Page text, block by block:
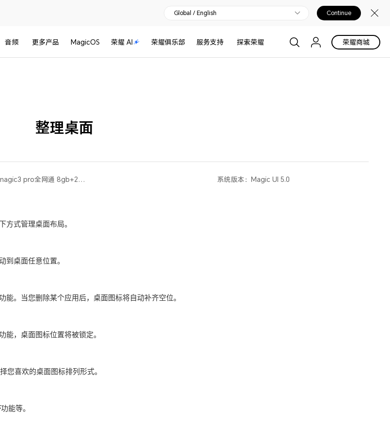
Global / English Continue
音频 更多产品 MagicOS 荣耀 AI 荣耀俱乐部 服务支持 探索荣耀 荣耀商城
整理桌面
荣耀 Magic3(All)，荣耀 Magic3 Pro(荣耀magic3 pro全网通 8gb+256gb、荣耀magic3 pro全网通 12gb+256gb、荣耀magic3 pro移动定制版 8gb+256gb、荣耀magic3 pro全网通 12gb+512gb)，荣耀 Magic3 至臻版(All) 系统版本：Magic UI 5.0
方式管理桌面布局。
到桌面任意位置。
能。当您删除某个应用后，桌面图标将自动补齐空位。
能，桌面图标位置将被锁定。
您喜欢的桌面图标排列形式。
功能等。